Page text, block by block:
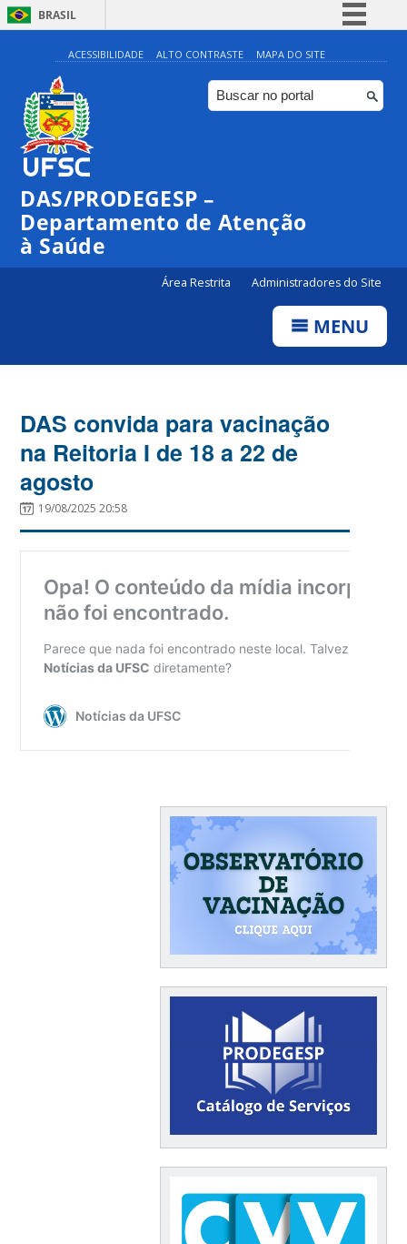
BRASIL
Simplifique!
Comunica BR
Participe
ACESSIBILIDADE ALTO CONTRASTE MAPA DO SITE
DAS/PRODEGESP –
Departamento de Atenção
à Saúde
Área Restrita Administradores do Site
MENU
DAS convida para vacinação
na Reitoria I de 18 a 22 de
agosto
19/08/2025 20:58